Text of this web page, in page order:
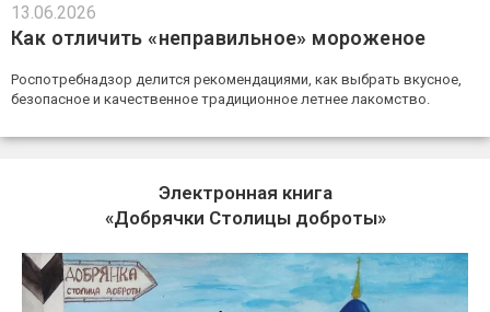
13.06.2026
Как отличить «неправильное» мороженое
Роспотребнадзор делится рекомендациями, как выбрать вкусное,
безопасное и качественное традиционное летнее лакомство.
Электронная книга
«Добрячки Столицы доброты»